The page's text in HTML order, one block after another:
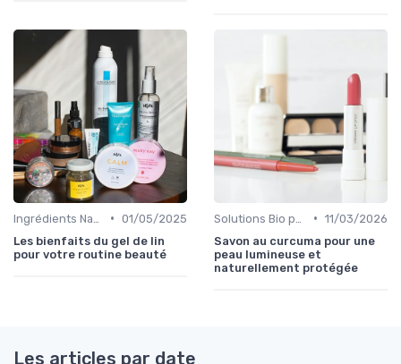
• 01/05/2025
Les bienfaits du gel de lin
pour votre routine beauté
• 11/03/2026
Savon au curcuma pour une
peau lumineuse et
naturellement protégée
Les articles par date